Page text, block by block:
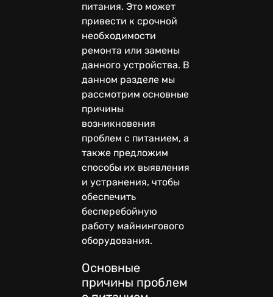
питания. Это может
привести к срочной
необходимости
ремонта или замены
данного устройства. В
данном разделе мы
рассмотрим основные
причины
возникновения
проблем с питанием, а
также предложим
способы их выявления
и устранения, чтобы
обеспечить
бесперебойную
работу майнингового
оборудования.
Основные
причины проблем